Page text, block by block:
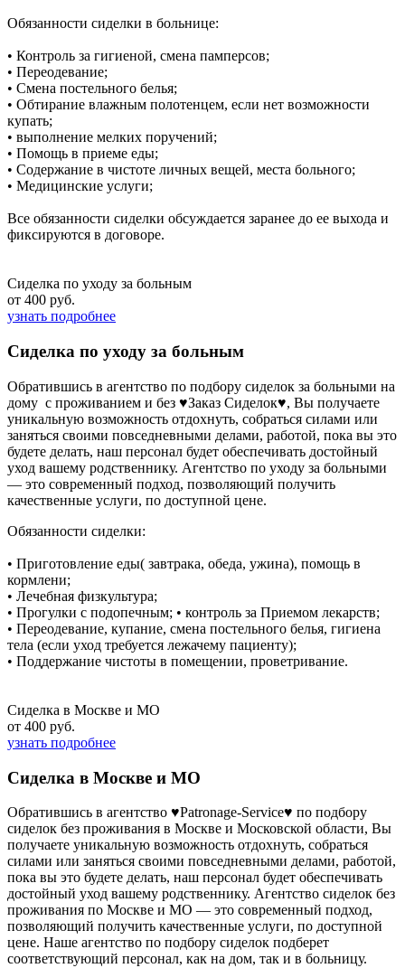
Обязанности сиделки в больнице:
• Контроль за гигиеной, смена памперсов;
• Переодевание;
• Смена постельного белья;
• Обтирание влажным полотенцем, если нет возможности
купать;
• выполнение мелких поручений;
• Помощь в приеме еды;
• Содержание в чистоте личных вещей, места больного;
• Медицинские услуги;
Все обязанности сиделки обсуждается заранее до ее выхода и
фиксируются в договоре.
Сиделка по уходу за больным
от 400 руб.
узнать подробнее
Сиделка по уходу за больным
Обратившись в агентство по подбору сиделок за больными на
дому с проживанием и без ♥Заказ Сиделок♥, Вы получаете
уникальную возможность отдохнуть, собраться силами или
заняться своими повседневными делами, работой, пока вы это
будете делать, наш персонал будет обеспечивать достойный
уход вашему родственнику. Агентство по уходу за больными
— это современный подход, позволяющий получить
качественные услуги, по доступной цене.
Обязанности сиделки:
• Приготовление еды( завтрака, обеда, ужина), помощь в
кормлени;
• Лечебная физкультура;
• Прогулки с подопечным; • контроль за Приемом лекарств;
• Переодевание, купание, смена постельного белья, гигиена
тела (если уход требуется лежачему пациенту);
• Поддержание чистоты в помещении, проветривание.
Сиделка в Москве и МО
от 400 руб.
узнать подробнее
Сиделка в Москве и МО
Обратившись в агентство ♥Patronage-Service♥ по подбору
сиделок без проживания в Москве и Московской области, Вы
получаете уникальную возможность отдохнуть, собраться
силами или заняться своими повседневными делами, работой,
пока вы это будете делать, наш персонал будет обеспечивать
достойный уход вашему родственнику. Агентство сиделок без
проживания по Москве и МО — это современный подход,
позволяющий получить качественные услуги, по доступной
цене. Наше агентство по подбору сиделок подберет
соответствующий персонал, как на дом, так и в больницу.